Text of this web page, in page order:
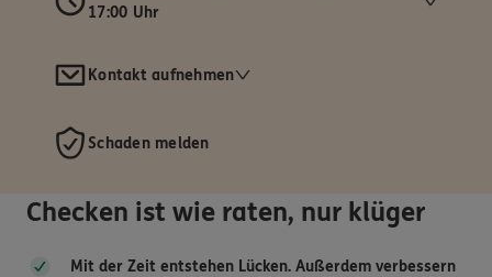
17:00 Uhr
Kontakt aufnehmen
Schaden melden
Checken ist wie raten, nur klüger
Mit der Zeit entstehen Lücken. Außerdem verbessern